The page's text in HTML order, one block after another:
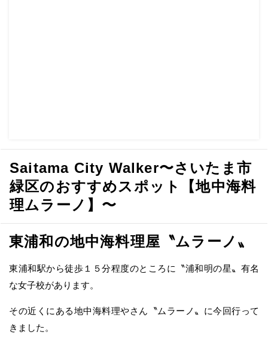
Saitama City Walker〜さいたま市
緑区のおすすめスポット【地中海料
理ムラーノ】〜
東浦和の地中海料理屋〝ムラーノ〟
東浦和駅から徒歩１５分程度のところに〝浦和明の星〟有名
な女子校があります。
その近くにある地中海料理やさん〝ムラーノ〟に今回行って
きました。